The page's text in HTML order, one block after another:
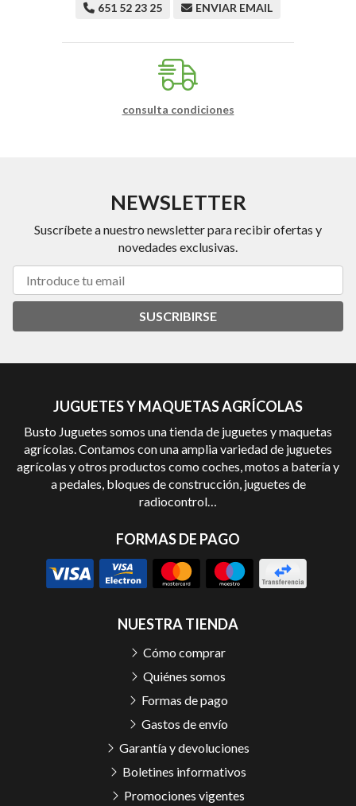
651 52 23 25 ENVIAR EMAIL
consulta condiciones
NEWSLETTER
Suscríbete a nuestro newsletter para recibir ofertas y
novedades exclusivas.
SUSCRIBIRSE
JUGUETES Y MAQUETAS AGRÍCOLAS
Busto Juguetes somos una tienda de juguetes y maquetas
agrícolas. Contamos con una amplia variedad de juguetes
agrícolas y otros productos como coches, motos a batería y
a pedales, bloques de construcción, juguetes de
radiocontrol…
FORMAS DE PAGO
NUESTRA TIENDA
Cómo comprar
Quiénes somos
Formas de pago
Gastos de envío
Garantía y devoluciones
Boletines informativos
Promociones vigentes